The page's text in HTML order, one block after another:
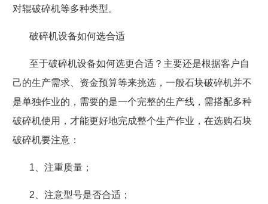
对辊破碎机等多种类型。
破碎机设备如何选合适
至于破碎机设备如何选更合适？主要还是根据客户自
己的生产需求、资金预算等来挑选，一般石块破碎机并不
是单独作业的，需要的是一个完整的生产线，需搭配多种
破碎机使用，才能更好地完成整个生产作业，在选购石块
破碎机要注意：
1 、注重质量；
2 、注意型号是否合适；